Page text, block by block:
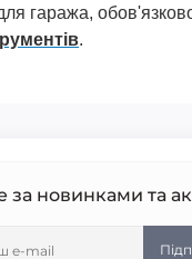
гаража,
.
за новинками та